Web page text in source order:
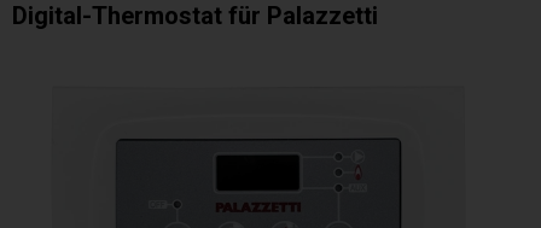
Digital-Thermostat für Palazzetti